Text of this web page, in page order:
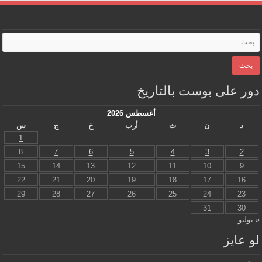
دور على بوست بالتاريخ
أغسطس 2026
د
ن ث أرب خ ج
س
1
2
3
4
5
6
7
8
9
10
11
12
13
14
15
16
17
18
19
20
21
22
23
24
25
26
27
28
29
30
31
« يوليو
لو عايز